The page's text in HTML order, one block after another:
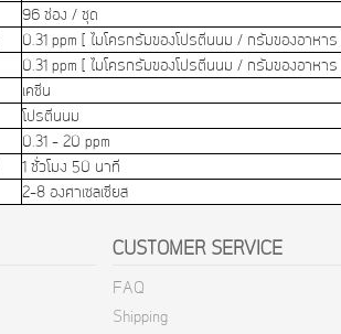
96 ช่อง / ชุด
0.31 ppm [ ไมโครกรัมของโปรตีนนม / กรัมของอาหาร ]
0.31 ppm [ ไมโครกรัมของโปรตีนนม / กรัมของอาหาร ]
เคซีน
โปรตีนนม
0.31 - 20 ppm
1 ชั่วโมง 50 นาที
2-8 องศาเซลเซียส
CUSTOMER SERVICE
FAQ
Shipping